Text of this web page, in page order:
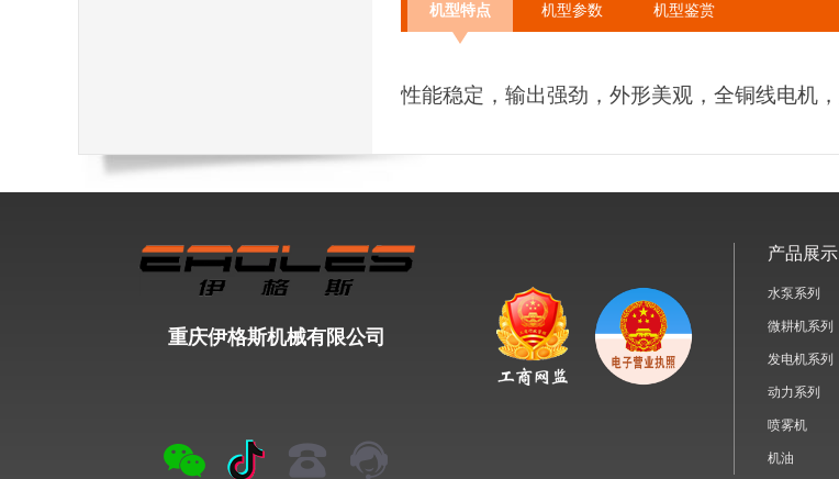
机型特点 机型参数 机型鉴赏
性能稳定，输出强劲，外形美观，全铜线电机，
重庆伊格斯机械有限公司
产品展示
水泵系列
微耕机系列
发电机系列
动力系列
喷雾机
机油